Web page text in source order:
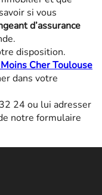
si vous
d’assurance
disposition.
Cher Toulouse
dans votre
24 ou lui adresser
notre formulaire